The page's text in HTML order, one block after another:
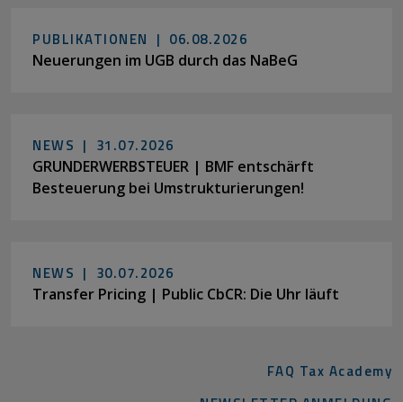
PUBLIKATIONEN | 06.08.2026
Neuerungen im UGB durch das NaBeG
NEWS | 31.07.2026
GRUNDERWERBSTEUER | BMF entschärft
Besteuerung bei Umstrukturierungen!
NEWS | 30.07.2026
Transfer Pricing | Public CbCR: Die Uhr läuft
FAQ Tax Academy